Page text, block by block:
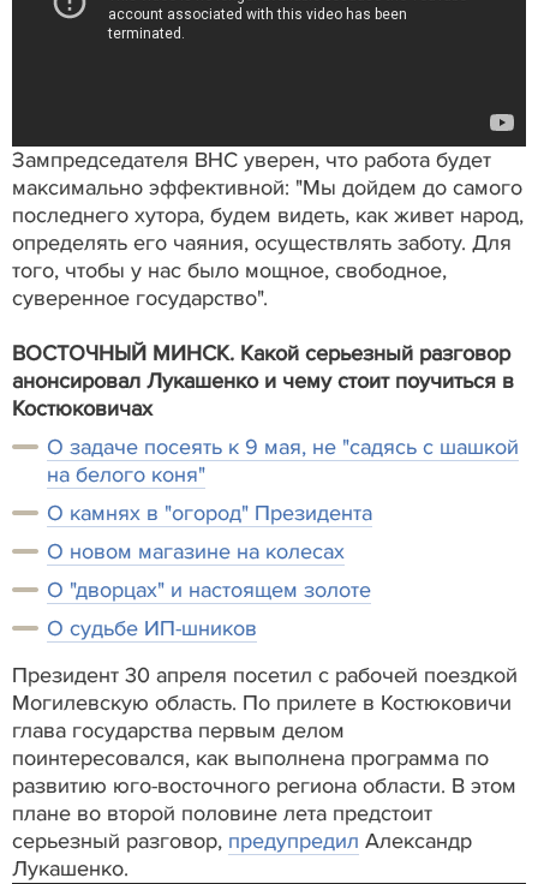
Зампредседателя ВНС уверен, что работа будет
максимально эффективной: "Мы дойдем до самого
последнего хутора, будем видеть, как живет народ,
определять его чаяния, осуществлять заботу. Для
того, чтобы у нас было мощное, свободное,
суверенное государство".
ВОСТОЧНЫЙ МИНСК. Какой серьезный разговор
анонсировал Лукашенко и чему стоит поучиться в
Костюковичах
О задаче посеять к 9 мая, не "садясь с шашкой
на белого коня"
О камнях в "огород" Президента
О новом магазине на колесах
О "дворцах" и настоящем золоте
О судьбе ИП-шников
Президент 30 апреля посетил с рабочей поездкой
Могилевскую область. По прилете в Костюковичи
глава государства первым делом
поинтересовался, как выполнена программа по
развитию юго-восточного региона области. В этом
плане во второй половине лета предстоит
серьезный разговор, предупредил Александр
Лукашенко.